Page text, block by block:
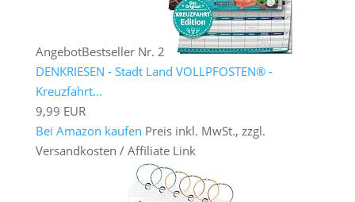
AngebotBestseller Nr. 2
DENKRIESEN - Stadt Land VOLLPFOSTEN® -
Kreuzfahrt...
9,99 EUR
Bei Amazon kaufen Preis inkl. MwSt., zzgl.
Versandkosten / Affiliate Link